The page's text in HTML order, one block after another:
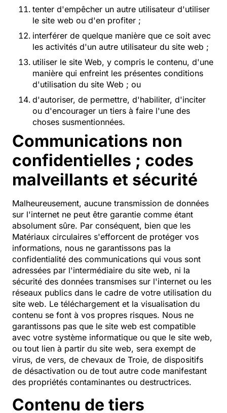
tenter d'empêcher un autre utilisateur d'utiliser
le site web ou d'en profiter ;
interférer de quelque manière que ce soit avec
les activités d'un autre utilisateur du site web ;
utiliser le site Web, y compris le contenu, d'une
manière qui enfreint les présentes conditions
d'utilisation du site Web ; ou
d'autoriser, de permettre, d'habiliter, d'inciter
ou d'encourager un tiers à faire l'une des
choses susmentionnées.
Communications non
confidentielles ; codes
malveillants et sécurité
Malheureusement, aucune transmission de données
sur l'internet ne peut être garantie comme étant
absolument sûre. Par conséquent, bien que les
Matériaux circulaires s'efforcent de protéger vos
informations, nous ne garantissons pas la
confidentialité des communications qui vous sont
adressées par l'intermédiaire du site web, ni la
sécurité des données transmises sur l'internet ou les
réseaux publics dans le cadre de votre utilisation du
site web. Le téléchargement et la visualisation du
contenu se font à vos propres risques. Nous ne
garantissons pas que le site web est compatible
avec votre système informatique ou que le site web,
ou tout lien à partir du site web, sera exempt de
virus, de vers, de chevaux de Troie, de dispositifs
de désactivation ou de tout autre code manifestant
des propriétés contaminantes ou destructrices.
Contenu de tiers